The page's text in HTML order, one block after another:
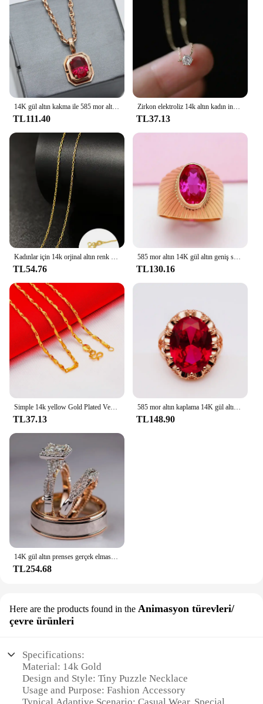
TL111.40
Zirkon elektroliz 14k altın kadın ince tarzı ile S925 gümüş kolye seti
TL37.13
TL54.76
585 mor altın 14K gül altın geniş sürüm yakut boyutlandırılabilir yüzükler kadınlar için benzersiz işçilik muhteşem lüks takı hediye
TL130.16
TL37.13
585 mor altın kaplama 14K gül altın kakma oval yakut yüzükler kadınlar için açılış yaratıcı mahkemesi tarzı klasik parti takı
TL148.90
14K gül altın prenses gerçek elmas yüzük kadınlar için Anillos Mujer Bizuteria taş Femme elmas takı seti gül altın yüzük
TL254.68
Here are the products found in the Animasyon türevleri/
çevre ürünleri
Specifications:
Material: 14k Gold
Design and Style: Tiny Puzzle Necklace
Usage and Purpose: Fashion Accessory
Typical Adaptive Scenario: Casual Wear, Special